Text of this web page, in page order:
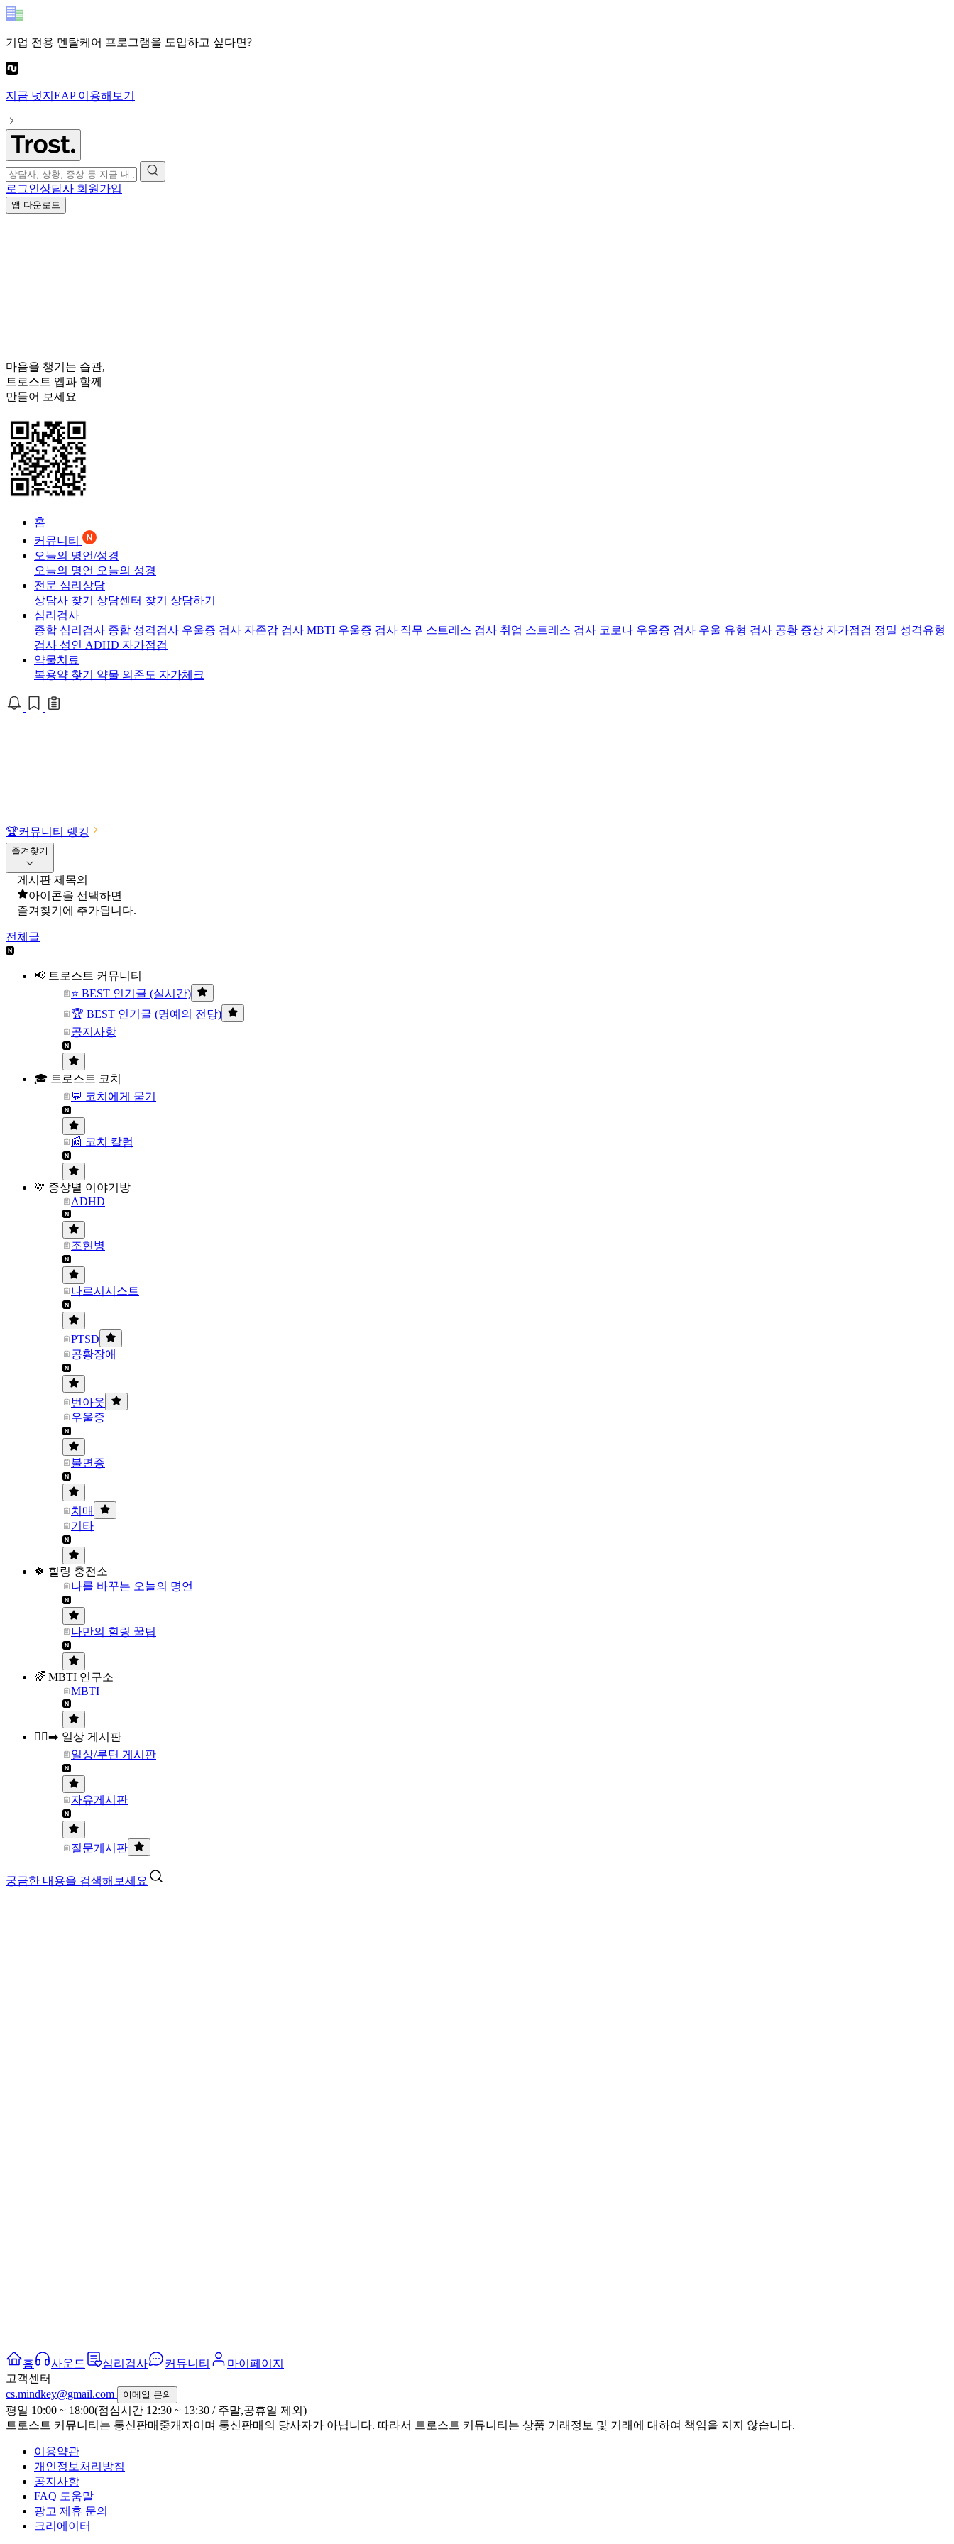
기업 전용 멘탈케어 프로그램을 도입하고 싶다면?
지금 넛지EAP이용해보기
로그인상담사 회원가입
앱 다운로드
마음을 챙기는 습관,
트로스트 앱과 함께
만들어 보세요
홈
커뮤니티
오늘의 명언/성경
오늘의 명언 오늘의 성경
전문 심리상담
상담사 찾기 상담센터 찾기 상담하기
심리검사
종합 심리검사 종합 성격검사 우울증 검사 자존감 검사 MBTI 우울증 검사 직무 스트레스 검사 취업 스트레스 검사 코로나 우울증 검사 우울 유형 검사 공황 증상 자가점검 정밀 성격유형
검사 성인 ADHD 자가점검
약물치료
복용약 찾기 약물 의존도 자가체크
🏆커뮤니티 랭킹
즐겨찾기
게시판 제목의
아이콘을 선택하면
즐겨찾기에 추가됩니다.
전체글
📢 트로스트 커뮤니티
⭐ BEST 인기글 (실시간)
🏆 BEST 인기글 (명예의 전당)
공지사항
🎓 트로스트 코치
💬 코치에게 묻기
📰 코치 칼럼
💛 증상별 이야기방
ADHD
조현병
나르시시스트
PTSD
공황장애
번아웃
우울증
불면증
치매
기타
🍀 힐링 충전소
나를 바꾸는 오늘의 명언
나만의 힐링 꿀팁
🌈 MBTI 연구소
MBTI
🏃‍♀️‍➡️ 일상 게시판
일상/루틴 게시판
자유게시판
질문게시판
궁금한 내용을 검색해보세요
홈 사운드 심리검사 커뮤니티
마이페이지
고객센터
cs.mindkey@gmail.com
이메일 문의
평일 10:00 ~ 18:00(점심시간 12:30 ~ 13:30 / 주말,공휴일 제외)
트로스트 커뮤니티는 통신판매중개자이며 통신판매의 당사자가 아닙니다. 따라서 트로스트 커뮤니티는 상품 거래정보 및 거래에 대하여 책임을 지지 않습니다.
이용약관
개인정보처리방침
공지사항
FAQ 도움말
광고 제휴 문의
크리에이터